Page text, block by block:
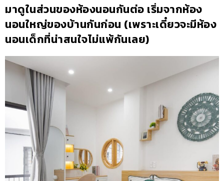
มาดูในส่วนของห้องนอนกันต่อ เริ่มจากห้อง
นอนใหญ่ของบ้านกันก่อน (เพราะเดี๋ยวจะมีห้อง
นอนเด็กที่น่าสนใจไม่แพ้กันเลย)